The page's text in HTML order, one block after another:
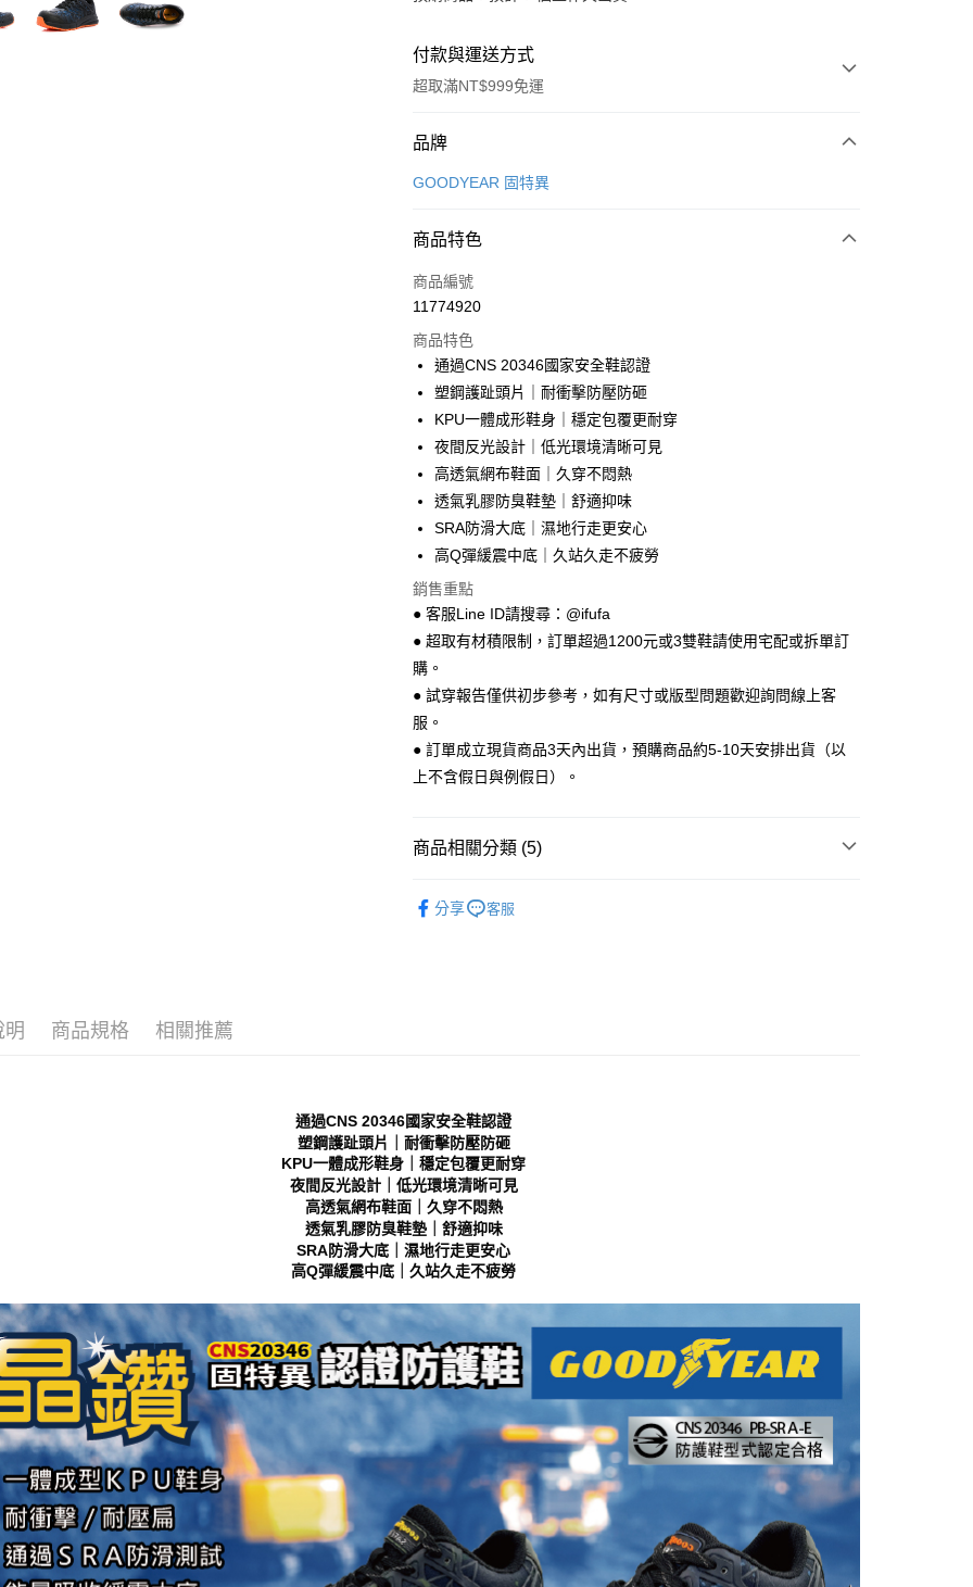
付款與運送方式
超取滿NT$999免運
付款方式
信用卡一次付款
Apple Pay
街口支付
悠遊付
Google Pay
全盈+PAY
AFTEE先享後付
相關說明
【關於「AFTEE先享後付」】
便利好安心！
１．簡單：不需註冊會員、不需綁卡、不需儲值。
３．安心：先確認商品／服務後，再付款。
【「AFTEE先享後付」結帳流程】
１．於結帳方式選擇「AFTEE先享後付」後，將跳轉至「AFTEE先享後
付」結帳頁面，進行簡訊認證並確認金額後，即可完成結帳。
２．訂單成立數日內，您將收到繳費通知簡訊。
／ATM／網路銀行／等多元方式進行付款，方視為交易完成。
先享後付繳納相關費用。
付客戶支援中心」
４．使用「AFTEE先享後付」時，將依據個別帳號之用戶狀況，依本公司
即時審查核予不同之上限額度；若仍有額度不足之情形，本公司將視審查
結果請求用戶進行身份認證。
５．嚴禁一人註冊多個帳號或使用他人資訊註冊。若發現惡意使用之情
形，恩沛科技股份有限公司將有權停止該用戶之使用額度並採取法律行
動。
ATM付款
運送方式
全家 取貨付款
每筆NT$70，滿NT$999(含以上)免運費
付款後 全家取貨
每筆NT$70，滿NT$999(含以上)免運費
每筆NT$70，滿NT$999(含以上)免運費
每筆NT$70，滿NT$999(含以上)免運費
品牌
GOODYEAR 固特異
商品特色
商品編號
11774920
商品特色
通過CNS 20346國家安全鞋認證
塑鋼護趾頭片｜耐衝擊防壓防砸
KPU一體成形鞋身｜穩定包覆更耐穿
夜間反光設計｜低光環境清晰可見
高透氣網布鞋面｜久穿不悶熱
透氣乳膠防臭鞋墊｜舒適抑味
SRA防滑大底｜濕地行走更安心
高Q彈緩震中底｜久站久走不疲勞
銷售重點
● 客服Line ID請搜尋：@ifufa
● 超取有材積限制，訂單超過1200元或3雙鞋請使用宅配或拆單訂
購。
● 試穿報告僅供初步參考，如有尺寸或版型問題歡迎詢問線上客
服。
● 訂單成立現貨商品3天內出貨，預購商品約5-10天安排出貨（以
上不含假日與例假日）。
商品相關分類 (5)
分享 客服
明 商品規格 相關推薦
通過CNS 20346國家安全鞋認證
塑鋼護趾頭片｜耐衝擊防壓防砸
KPU一體成形鞋身｜穩定包覆更耐穿
夜間反光設計｜低光環境清晰可見
高透氣網布鞋面｜久穿不悶熱
透氣乳膠防臭鞋墊｜舒適抑味
SRA防滑大底｜濕地行走更安心
高Q彈緩震中底｜久站久走不疲勞